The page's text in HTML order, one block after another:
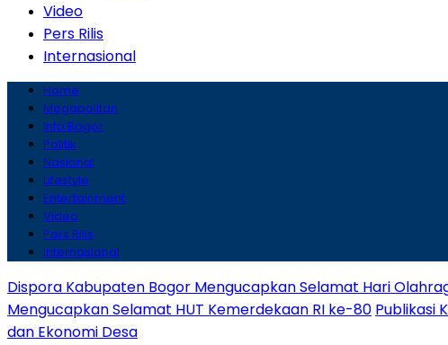
Video
Pers Rilis
Internasional
Home
Megapolitan
Info Bogor
Politik
Nasional
Lifestyle
Entertainment
Video
Pers Rilis
Internasional
Dispora Kabupaten Bogor Mengucapkan Selamat Hari
Mengucapkan Selamat HUT Kemerdekaan RI ke-80 Publikasi
dan Ekonomi Desa